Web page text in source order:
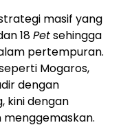
masif yang
18Petsehingga
pertempuran.
Mogaros,
dengan
kini dengan